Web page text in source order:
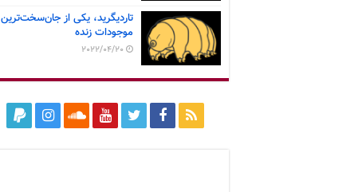
تاردیگرید، یکی از جان‌سخت‌ترین
موجودات زنده
2022/04/20